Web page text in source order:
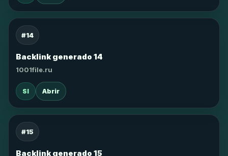
#14
Backlink generado 14
1001file.ru
SI Abrir
#15
Backlink generado 15